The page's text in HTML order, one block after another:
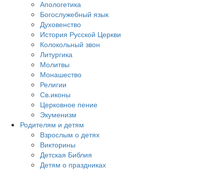
Апологетика
Богослужебный язык
Духовенство
История Русской Церкви
Колокольный звон
Литургика
Молитвы
Монашество
Религии
Св.иконы
Церковное пение
Экуменизм
Родителям и детям
Взрослым о детях
Викторины
Детская Библия
Детям о праздниках